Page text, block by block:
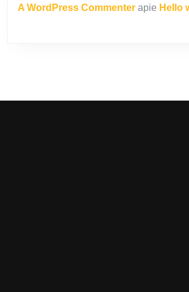
A WordPress Commenter apie Hello